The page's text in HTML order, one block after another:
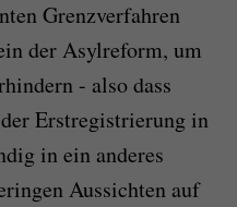
Grenzverfahren
der Asylreform, um
- also dass
Erstregistrierung in
in ein anderes
Aussichten auf